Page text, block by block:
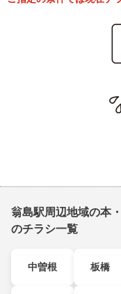
翁島駅周辺地域の本
のチラシ一覧
中曽根 板橋